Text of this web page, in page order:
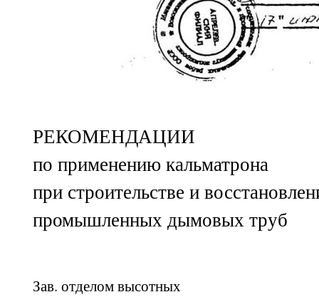
РЕКОМЕНДАЦИИ
по применению кальматрона
при строительстве и
промышленных дымовых труб
Зав. отделом высотных